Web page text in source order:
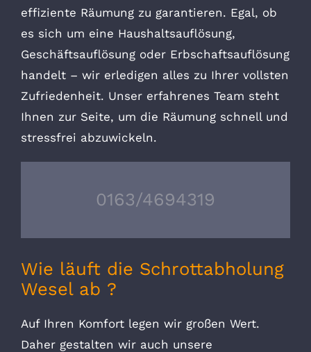
effiziente Räumung zu garantieren. Egal, ob
es sich um eine Haushaltsauflösung,
Geschäftsauflösung oder Erbschaftsauflösung
handelt – wir erledigen alles zu Ihrer vollsten
Zufriedenheit. Unser erfahrenes Team steht
Ihnen zur Seite, um die Räumung schnell und
stressfrei abzuwickeln.
0163/4694319
Wie läuft die Schrottabholung
Wesel ab ?
Auf Ihren Komfort legen wir großen Wert.
Daher gestalten wir auch unsere